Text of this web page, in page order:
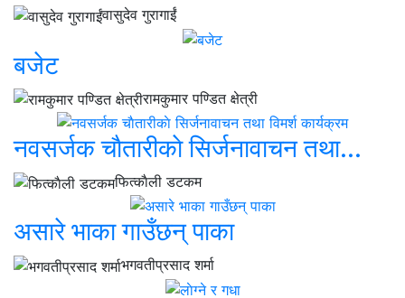
वासुदेव गुरागाईं
बजेट
रामकुमार पण्डित क्षेत्री
नवसर्जक चाैतारीकाे सिर्जनावाचन तथा...
फित्काैली डटकम
असारे भाका गाउँछन् पाका
भगवतीप्रसाद शर्मा